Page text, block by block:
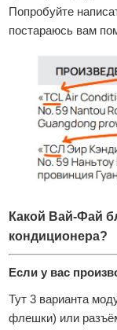
Попробуйте
постараюсь вам
Какой Вай-Фай
кондиционера?
Если у вас
Тут 3 варианта
флешки) или